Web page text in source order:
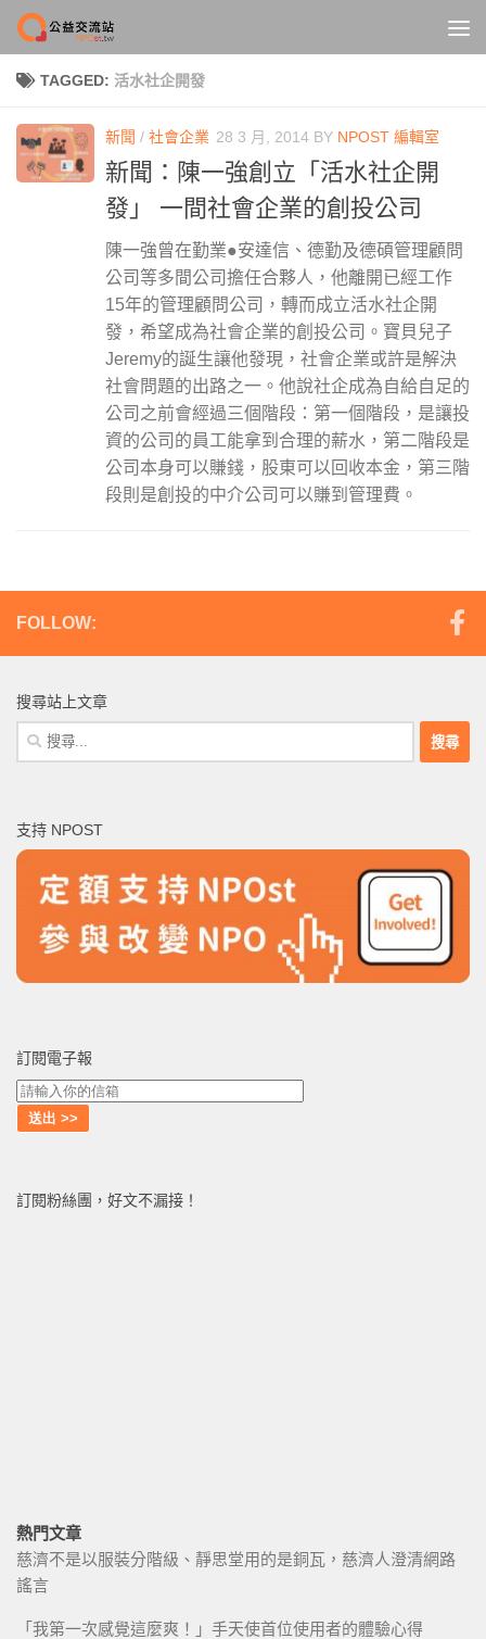
Skip to content
TAGGED: 活水社企開發
新聞 / 社會企業 28 3 月, 2014 BY NPOST 編輯室
新聞：陳一強創立「活水社企開
發」 一間社會企業的創投公司
陳一強曾在勤業●安達信、德勤及德碩管理顧問
公司等多間公司擔任合夥人，他離開已經工作
15年的管理顧問公司，轉而成立活水社企開
發，希望成為社會企業的創投公司。寶貝兒子
Jeremy的誕生讓他發現，社會企業或許是解決
社會問題的出路之一。他說社企成為自給自足的
公司之前會經過三個階段：第一個階段，是讓投
資的公司的員工能拿到合理的薪水，第二階段是
公司本身可以賺錢，股東可以回收本金，第三階
段則是創投的中介公司可以賺到管理費。
FOLLOW:
搜尋站上文章
搜
尋
字:
支持 NPOST
訂閱電子報
訂閱粉絲團，好文不漏接！
熱門文章
慈濟不是以服裝分階級、靜思堂用的是銅瓦，慈濟人澄清網路
謠言
「我第一次感覺這麼爽！」手天使首位使用者的體驗心得